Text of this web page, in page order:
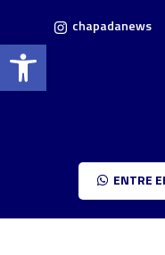
Barra de Ferramentas Aberta
chapadanews
ENTRE